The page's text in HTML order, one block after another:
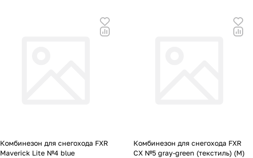
Комбинезон для снегохода FXR
Maverick Lite №4 blue
Комбинезон для снегохода FXR
CX №5 gray-green (текстиль) (M)